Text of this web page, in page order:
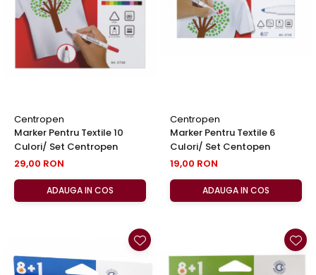
Graf von Faber-Castell
Molotow
Pelikan
Kreul
Leuchtturm1917
Consumabile
Mont Marte
Foarfeci
Radiere
Corectoare, Lipici
Caiete si Blocuri desen
Markere Machiaj
Rigle echere
Centropen
Marker Pentru Textile 10
Culori/ Set Centropen
29,00 RON
ADAUGA IN COS
Centropen
Marker Pentru Textile 6
Culori/ Set Centopen
19,00 RON
ADAUGA IN COS